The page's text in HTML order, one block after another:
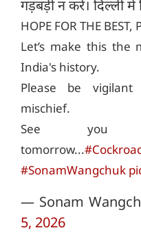
गड़बड़ी न करे। दिल्ली में
HOPE FOR THE BEST,
Let’s make this the
India's history.
Please be
mischief.
See
tomorrow...
#SonamWangchuk
— Sonam
5, 2026